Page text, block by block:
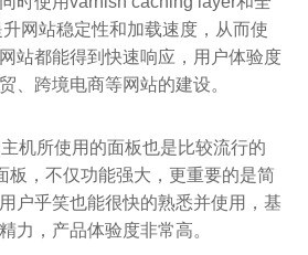
网站稳定性和加载速度，从而使
站都能得到快速响应，用户体验度
、跨境电商等网站的建设。
机所使用的面板也是比较流行的
板，不仅功能强大，更重要的是简
户乎笑也能很快的熟悉并使用，基
力，产品体验度非常高。